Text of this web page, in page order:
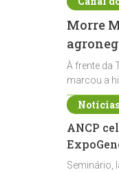
Morre
À frente da
marcou a
ANCP
Seminário,